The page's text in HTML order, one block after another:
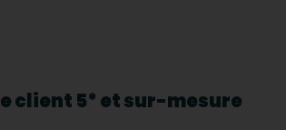
client 5* et sur-mesure